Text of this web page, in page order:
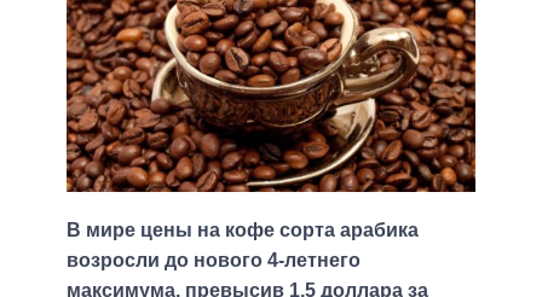
В мире цены на кофе сорта арабика
возросли до нового 4-летнего
максимума, превысив 1,5 доллара за